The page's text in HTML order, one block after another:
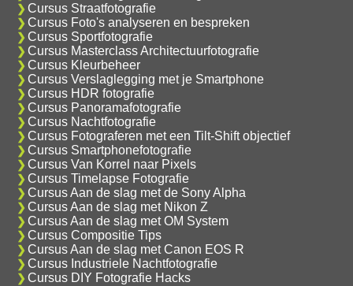
Cursus Straatfotografie
Cursus Foto's analyseren en bespreken
Cursus Sportfotografie
Cursus Masterclass Architectuurfotografie
Cursus Kleurbeheer
Cursus Verslaglegging met je Smartphone
Cursus HDR fotografie
Cursus Panoramafotografie
Cursus Nachtfotografie
Cursus Fotograferen met een Tilt-Shift objectief
Cursus Smartphonefotografie
Cursus Van Korrel naar Pixels
Cursus Timelapse Fotografie
Cursus Aan de slag met de Sony Alpha
Cursus Aan de slag met Nikon Z
Cursus Aan de slag met OM System
Cursus Compositie Tips
Cursus Aan de slag met Canon EOS R
Cursus Industriele Nachtfotografie
Cursus DIY Fotografie Hacks